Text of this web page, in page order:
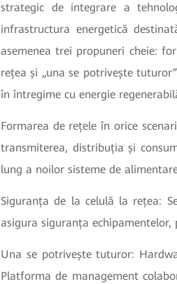
strategic de integrare a
infrastructura energetică
asemenea trei propuneri cheie:
rețea și „una se potrivește
în întregime cu energie
Formarea de rețele în orice
transmiterea, distribuția și
lung a noilor sisteme de
Siguranța de la celulă la rețea:
asigura siguranța echipamentelor,
Una se potrivește tuturor:
Platforma de management